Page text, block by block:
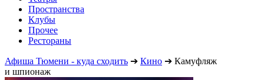
Пространства
Клубы
Прочее
Рестораны
Афиша Тюмени - куда сходить ➔ Кино ➔ Камуфляж
и шпионаж